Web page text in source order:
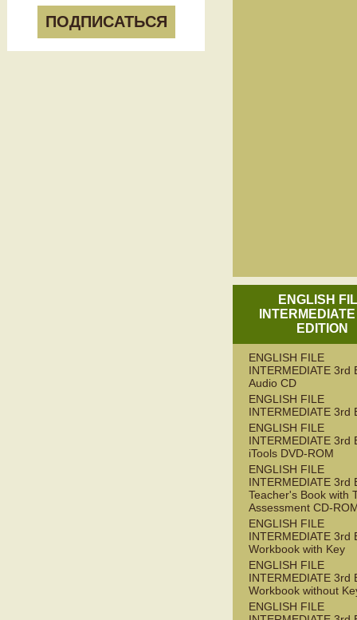
ПОДПИСАТЬСЯ
ENGLISH
EDITION
ENGLISH FILE
INTERMEDIATE 3rd
Audio CD
ENGLISH FILE
INTERMEDIATE 3rd
ENGLISH FILE
INTERMEDIATE 3rd
iTools DVD-ROM
ENGLISH FILE
INTERMEDIATE 3rd
Teacher's Book with
Assessment CD-
ENGLISH FILE
INTERMEDIATE 3rd
Workbook with Key
ENGLISH FILE
INTERMEDIATE 3rd
Workbook without
ENGLISH FILE